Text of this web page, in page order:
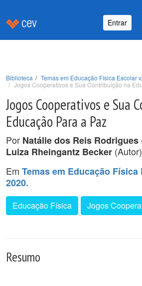
Entrar
Biblioteca
Temas em Educação Física Escolar
Jogos Cooperativos e Sua Contribuição na
Jogos Cooperativos e Sua
Educação Para a Paz
Por Natálie dos Reis Rodrigues
Luiza Rheingantz Becker
Em Temas em Educação Física
2020.
Educação Física Jogos
Resumo